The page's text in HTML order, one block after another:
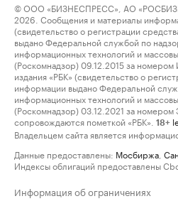
© ООО «БИЗНЕСПРЕСС», АО
2026. Сообщения и материалы
(свидетельство о регистрации
выдано Федеральной службой по
информационных технологий и
(Роскомнадзор) 09.12.2015 за
издания «РБК» (свидетельство о
информации выдано Федеральной
информационных технологий и
(Роскомнадзор) 03.12.2021 за
сопровождаются пометкой «РБК».
18+
Владельцем сайта является
Данные предоставлены: Мосбиржа
Индексы облигаций предоставлены
Информация об ограничениях